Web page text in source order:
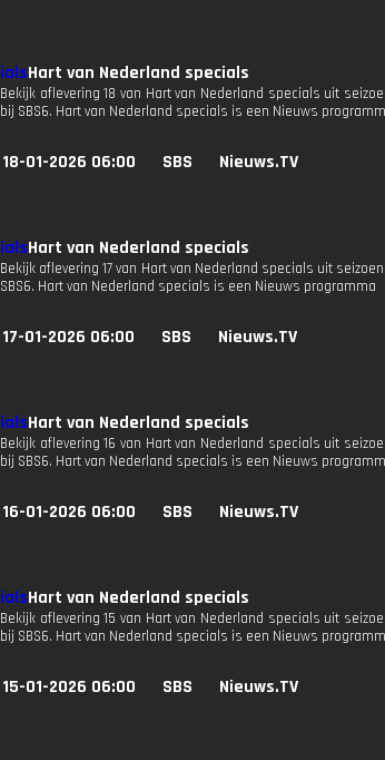
Hart van Nederland specials
Bekijk aflevering 18 van Hart van Nederland specials uit
bij SBS6. Hart van Nederland specials is een Nieuws
18-01-2026 06:00 SBS Nieuws.TV
Hart van Nederland specials
Bekijk aflevering 17 van Hart van Nederland specials uit
SBS6. Hart van Nederland specials is een Nieuws programma
17-01-2026 06:00 SBS Nieuws.TV
Hart van Nederland specials
Bekijk aflevering 16 van Hart van Nederland specials uit
bij SBS6. Hart van Nederland specials is een Nieuws
16-01-2026 06:00 SBS Nieuws.TV
Hart van Nederland specials
Bekijk aflevering 15 van Hart van Nederland specials uit
bij SBS6. Hart van Nederland specials is een Nieuws
15-01-2026 06:00 SBS Nieuws.TV